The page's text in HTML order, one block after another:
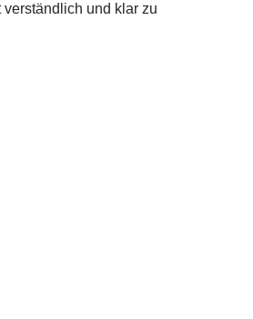
und klar zu